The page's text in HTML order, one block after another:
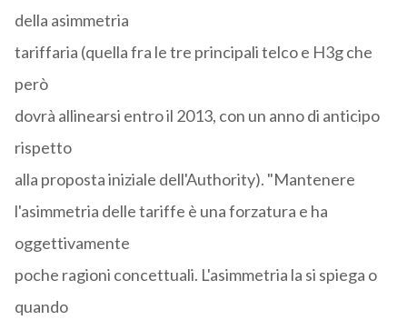
della asimmetria
tariffaria (quella fra le tre principali telco e H3g che
però
dovrà allinearsi entro il 2013, con un anno di anticipo
rispetto
alla proposta iniziale dell'Authority). "Mantenere
l'asimmetria delle tariffe è una forzatura e ha
oggettivamente
poche ragioni concettuali. L'asimmetria la si spiega o
quando